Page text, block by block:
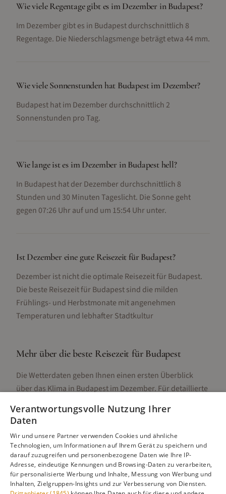
Wie viele Regentage gibt es im Dezember in Budapest?
Im Dezember gibt es in Budapest durchschnittlich 8
Regentage. Die Niederschlagsmenge beträgt etwa 44 mm.
Wie viele Sonnenstunden hat Budapest im Dezember?
Budapest hat im Dezember durchschnittlich 2
Sonnenstunden pro Tag.
Wie lange ist es im Dezember in Budapest hell?
In Budapest hat der Dezember durchschnittlich 8
Stunden und 30 Minuten Tageslicht. Die Sonne geht
gegen 07:26 Uhr auf und um 15:54 Uhr unter.
Ist Dezember eine gute Reisezeit für Budapest?
Dezember ist nicht die optimale Reisezeit für Budapest.
Die beste Reisezeit für Budapest sind die milden
Frühlings- und Herbstmonate mit angenehmen
Temperaturen und lebhafter Stadtkultur
Mehr über die beste Reisezeit für Budapest
Die Wetterdaten geben Ihnen einen ersten Überblick
über das Klima in Budapestim Dezember. Für detaillierte
Unterschieden, Aktivitäten und Reisetipps besuchen Sie
Alle Infos zur besten ReisezeitBudapest
Verantwortungsvolle Nutzung Ihrer
Daten
Wir und unsere Partner verwenden Cookies und ähnliche
Technologien, um Informationen auf Ihrem Gerät zu speichern und
darauf zuzugreifen und personenbezogene Daten wie Ihre IP-
Adresse, eindeutige Kennungen und Browsing-Daten zu verarbeiten,
für personalisierte Werbung und Inhalte, Messung von Werbung und
Inhalten, Zielgruppen-Insights und zur Verbesserung von Diensten.